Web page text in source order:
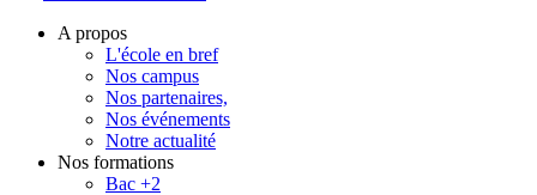
A propos
L'école en bref
Nos campus
Nos partenaires,
Nos événements
Notre actualité
Nos formations
Bac +2